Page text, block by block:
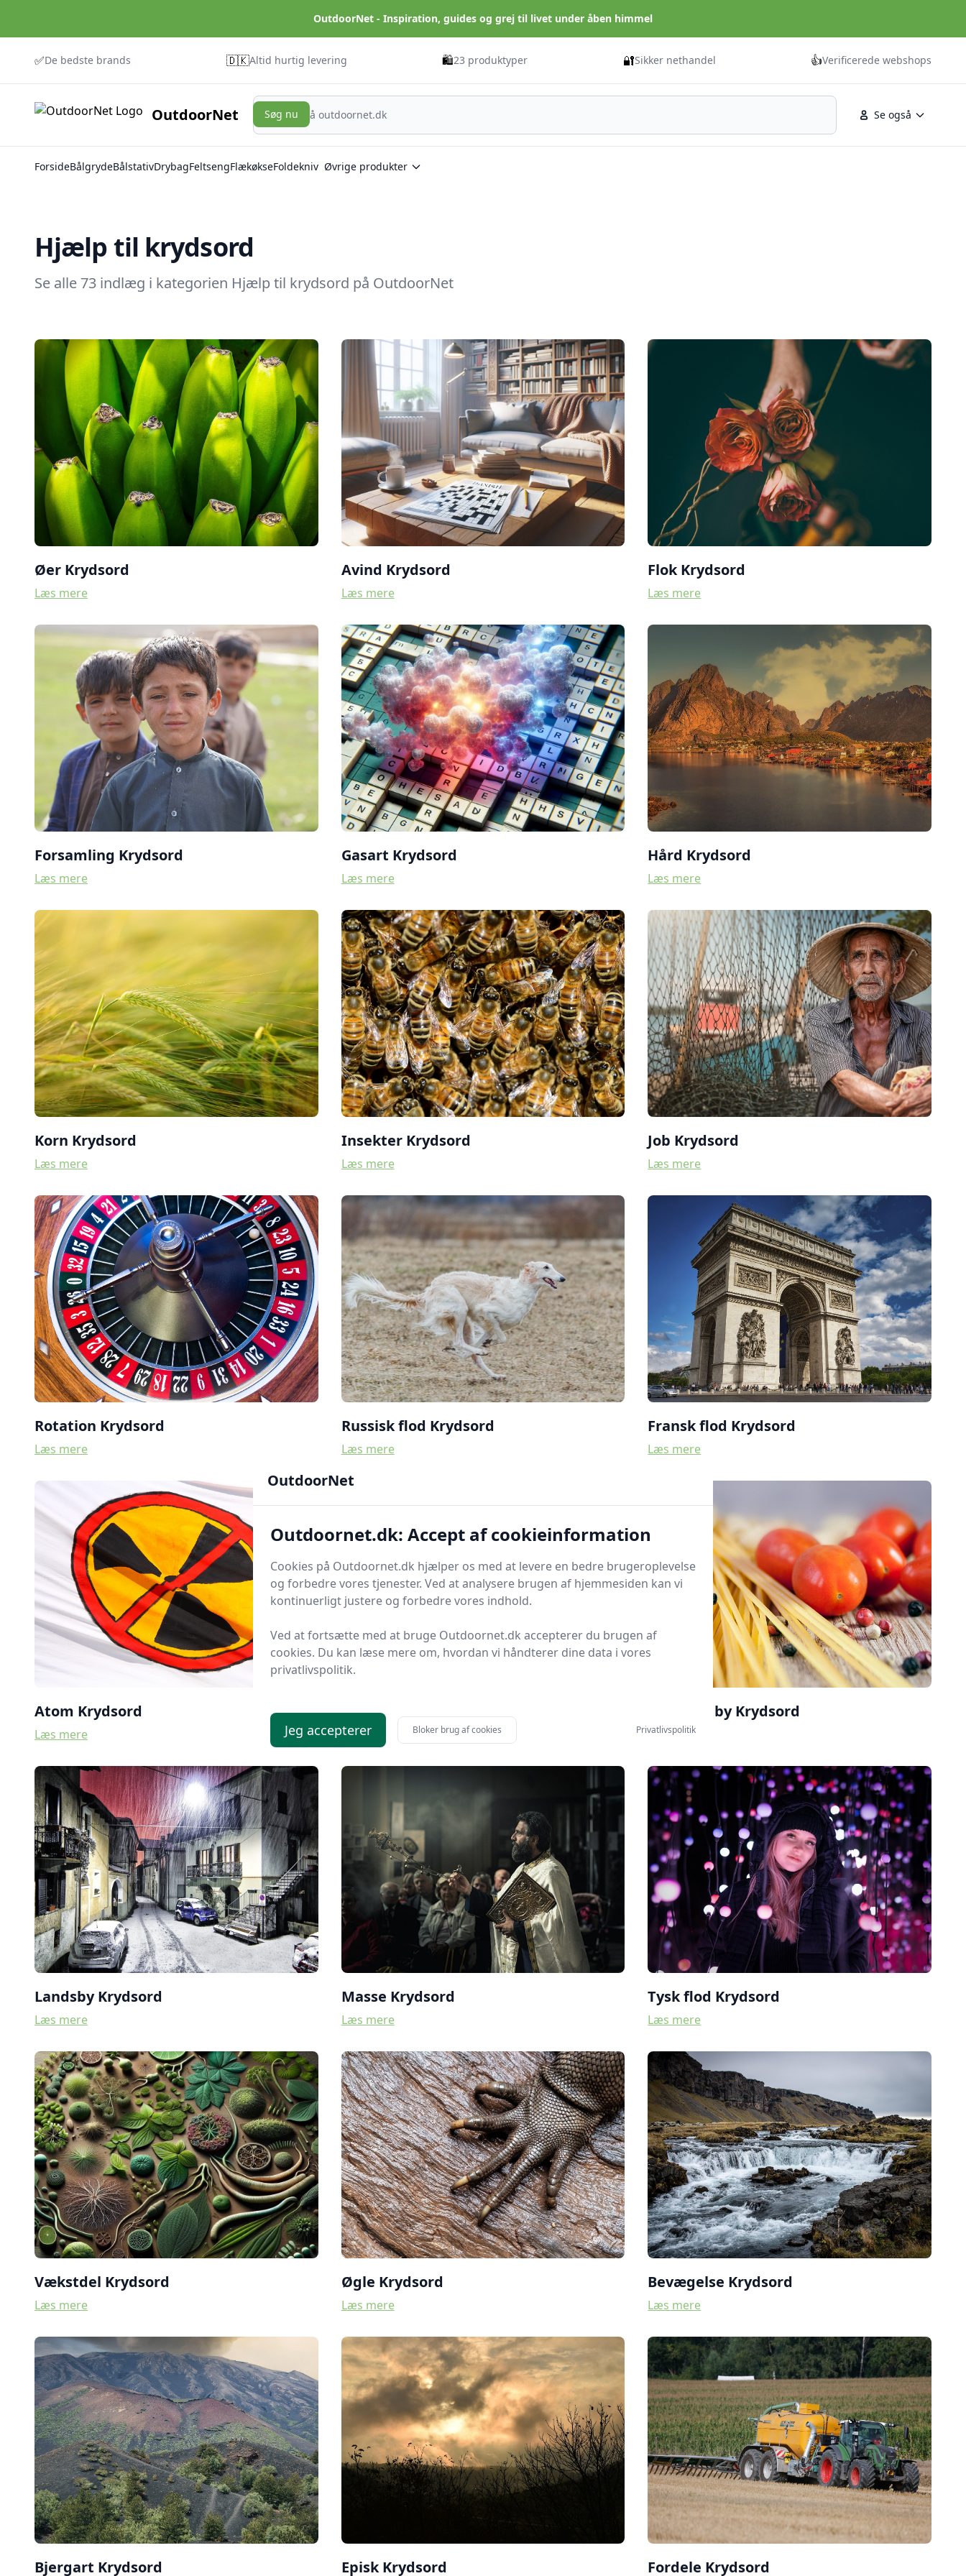
OutdoorNet - Inspiration, guides og grej til livet under åben himmel
✅De bedste brands 🇩🇰Altid hurtig levering 🛍️23 produktyper 🔐Sikker nethandel 👍Verificerede webshops
OutdoorNet Se også
Søg nu
Søg nu
ForsideBålgrydeBålstativDrybagFeltsengFlækøkseFoldekniv Øvrige produkter
Hjælp til krydsord
Se alle 73 indlæg i kategorien Hjælp til krydsord på OutdoorNet
Øer Krydsord
Læs mere
Avind Krydsord
Læs mere
Flok Krydsord
Læs mere
Forsamling Krydsord
Læs mere
Gasart Krydsord
Læs mere
Hård Krydsord
Læs mere
Korn Krydsord
Læs mere
Insekter Krydsord
Læs mere
Job Krydsord
Læs mere
Rotation Krydsord
Læs mere
Russisk flod Krydsord
Læs mere
Fransk flod Krydsord
Læs mere
Atom Krydsord
Læs mere
Engelsk by Krydsord
Læs mere
Italiensk by Krydsord
Læs mere
Landsby Krydsord
Læs mere
Masse Krydsord
Læs mere
Tysk flod Krydsord
Læs mere
Vækstdel Krydsord
Læs mere
Øgle Krydsord
Læs mere
Bevægelse Krydsord
Læs mere
Bjergart Krydsord Episk Krydsord Fordele Krydsord
OutdoorNet
Outdoornet.dk: Accept af cookieinformation
Cookies på Outdoornet.dk hjælper os med at levere en bedre brugeroplevelse
og forbedre vores tjenester. Ved at analysere brugen af hjemmesiden kan vi
kontinuerligt justere og forbedre vores indhold.
Ved at fortsætte med at bruge Outdoornet.dk accepterer du brugen af
cookies. Du kan læse mere om, hvordan vi håndterer dine data i vores
privatlivspolitik.
Jeg accepterer Bloker brug af cookies Privatlivspolitik